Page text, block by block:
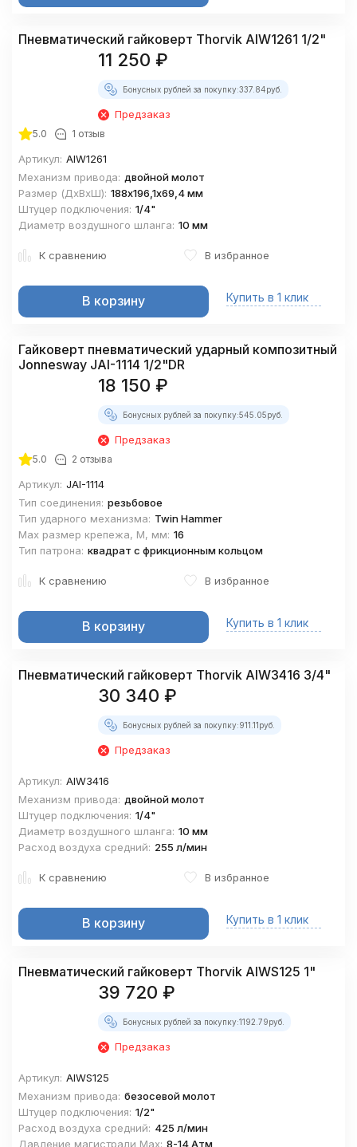
Пневматический гайковерт Thorvik AIW1261 1/2"
11 250 ₽
Бонусных рублей за покупку:337.84руб.
Предзаказ
5.0 1 отзыв
Артикул: AIW1261
Механизм привода: двойной молот
Размер (ДхВхШ): 188х196,1х69,4 мм
Штуцер подключения: 1/4"
Диаметр воздушного шланга: 10 мм
К сравнению В избранное
В корзину Купить в 1 клик
Гайковерт пневматический ударный композитный
Jonnesway JAI-1114 1/2"DR
18 150 ₽
Бонусных рублей за покупку:545.05руб.
Предзаказ
5.0 2 отзыва
Артикул: JAI-1114
Тип соединения: резьбовое
Тип ударного механизма: Twin Hammer
Max размер крепежа, М, мм: 16
Тип патрона: квадрат с фрикционным кольцом
К сравнению В избранное
В корзину Купить в 1 клик
Пневматический гайковерт Thorvik AIW3416 3/4"
30 340 ₽
Бонусных рублей за покупку:911.11руб.
Предзаказ
Артикул: AIW3416
Механизм привода: двойной молот
Штуцер подключения: 1/4"
Диаметр воздушного шланга: 10 мм
Расход воздуха средний: 255 л/мин
К сравнению В избранное
В корзину Купить в 1 клик
Пневматический гайковерт Thorvik AIWS125 1"
39 720 ₽
Бонусных рублей за покупку:1192.79руб.
Предзаказ
Артикул: AIWS125
Механизм привода: безосевой молот
Штуцер подключения: 1/2"
Расход воздуха средний: 425 л/мин
Давление магистрали Мах: 8-14 Атм